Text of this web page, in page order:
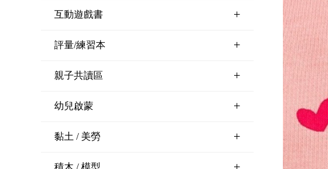
互動遊戲書 +
評量/練習本 +
親子共讀區 +
幼兒啟蒙 +
黏土 / 美勞 +
積木 / 模型